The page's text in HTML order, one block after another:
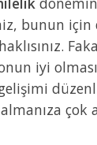
bunun için
iyi